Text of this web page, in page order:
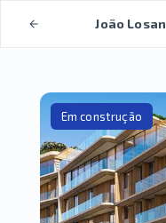
João
Em construção